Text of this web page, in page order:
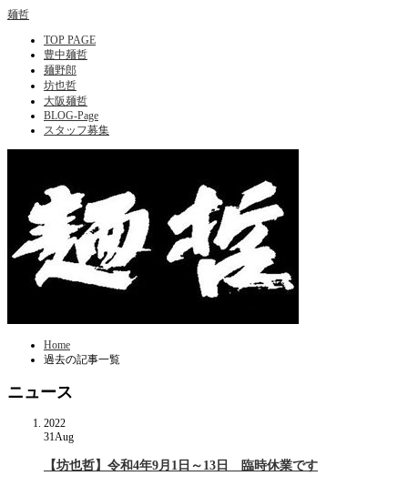
麺哲
TOP PAGE
豊中麺哲
麺野郎
坊也哲
大阪麺哲
BLOG-Page
スタッフ募集
Home
過去の記事一覧
ニュース
2022
31Aug
【坊也哲】令和4年9月1日～13日 臨時休業です